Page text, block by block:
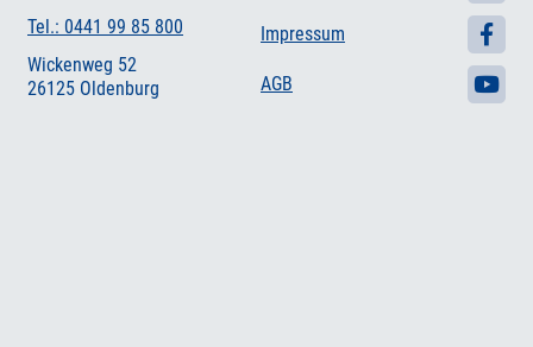
Tel.: 0441 99 85 800
Wickenweg 52
26125 Oldenburg
Impressum
AGB